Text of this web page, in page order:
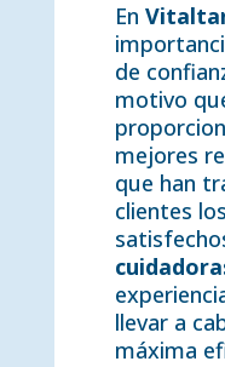
En
de
motivo
mejores
que han
clientes
llevar a
máxima